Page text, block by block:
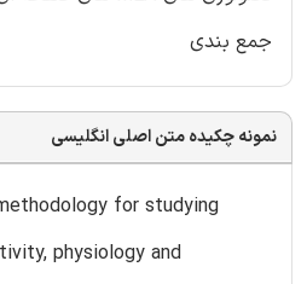
جمع بندی
نمونه چکیده متن اصلی انگلیسی
for studying
physiology and